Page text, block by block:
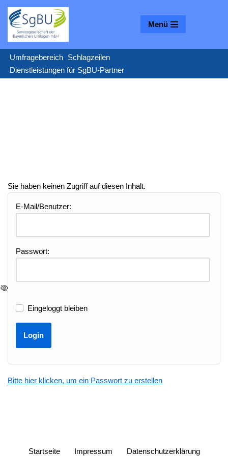
Zum
Inhalt
springen
Menü
Umfragebereich Schlagzeilen
Dienstleistungen für SgBU-Partner
Sie haben keinen Zugriff auf diesen Inhalt.
E-Mail/Benutzer:
Passwort:
Eingeloggt bleiben
Bitte hier klicken, um ein Passwort zu erstellen
Startseite Impressum Datenschutzerklärung